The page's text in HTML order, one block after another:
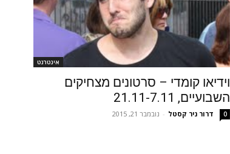
אינטרנט
וידיאו קומדי – סרטונים מצחיקים
השבועיים, 21.11-7.11
דרור ניר קסטל - נובמבר 21, 2015 0